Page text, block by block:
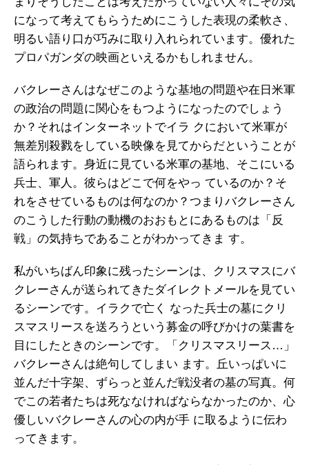
になって考えてもらうためにこうした表現の柔軟さ、
明るい語り口が巧みに取り入れられています。優れた
プロパガンダの映画といえるかもしれません。
バクレーさんはなぜこのような基地の問題や在日米軍
の政治の問題に関心をもつようになったのでしょう
か？それはインターネットでイラ クにおいて米軍が
無差別殺戮をしている映像を見てからだということが
語られます。身近に見ている米軍の基地、そこにいる
兵士、軍人。彼らはどこで何をやっ ているのか？そ
れをさせているものは何なのか？つまりバクレーさん
のこうした行動の動機のおおもとにあるものは「反
戦」の気持ちであることがわかってきま す。
私がいちばん印象に残ったシーンは、クリスマスにバ
クレーさんが送られてきたダイレクトメールを見てい
るシーンです。イラクで亡く なった兵士の墓にクリ
スマスリースを送ろうという募金の呼びかけの葉書を
目にしたときのシーンです。「クリスマスリース…」
バクレーさんは絶句してしまい ます。丘いっぱいに
並んだ十字架、ずらっと並んだ戦没者の墓の写真。何
でこの若者たちは死ななければならなかったのか、心
優しいバクレーさんの心の内が手 に取るように伝わ
ってきます。